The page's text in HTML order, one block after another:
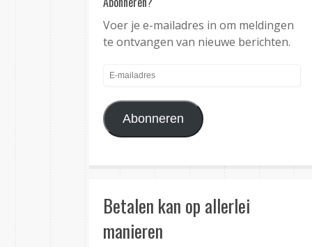
Voer je e-mailadres in om meldingen
te ontvangen van nieuwe berichten.
E-
mailadres
Abonneren
Betalen kan op allerlei
manieren